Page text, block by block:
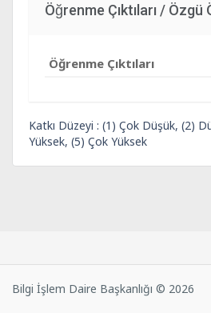
Öğrenme Çıktıları /
Öğrenme Çıktıları
Katkı Düzeyi : (1) Çok Düşük, (2)
Yüksek, (5) Çok Yüksek
Bilgi İşlem Daire Başkanlığı © 2026